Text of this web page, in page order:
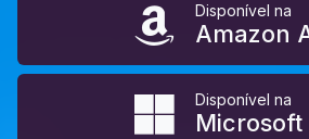
Disponível na
Amazon
Disponível na
Microsoft